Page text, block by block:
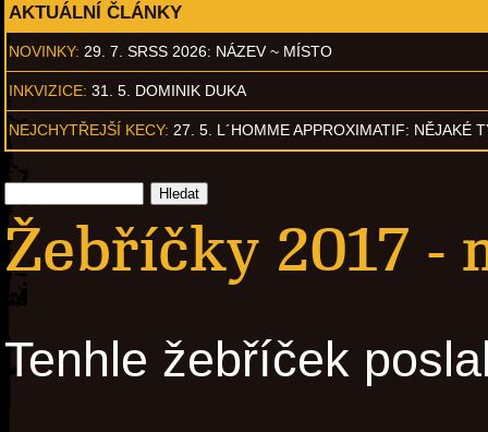
AKTUÁLNÍ ČLÁNKY
NOVINKY: 29. 7. SRSS 2026: NÁZEV ~ MÍSTO
INKVIZICE: 31. 5. DOMINIK DUKA
NEJCHYTŘEJŠÍ KECY: 27. 5. L´HOMME APPROXIMATIF: NĚJAKÉ
Žebříčky 2017 -
Tenhle žebříček